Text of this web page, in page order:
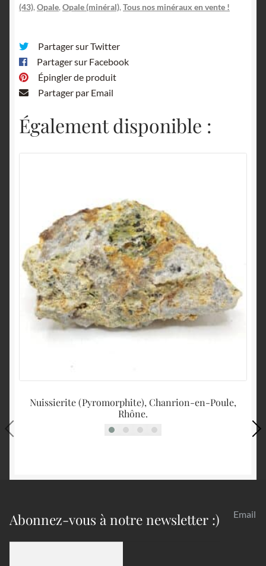
(43), Opale, Opale (minéral), Tous nos minéraux en vente !
Partager sur Twitter
Partager sur Facebook
Épingler de produit
Partager par Email
Également disponible :
Nuissierite (Pyromorphite), Chanrion-en-Poule,
Rhône.
Abonnez-vous à notre newsletter :) Email